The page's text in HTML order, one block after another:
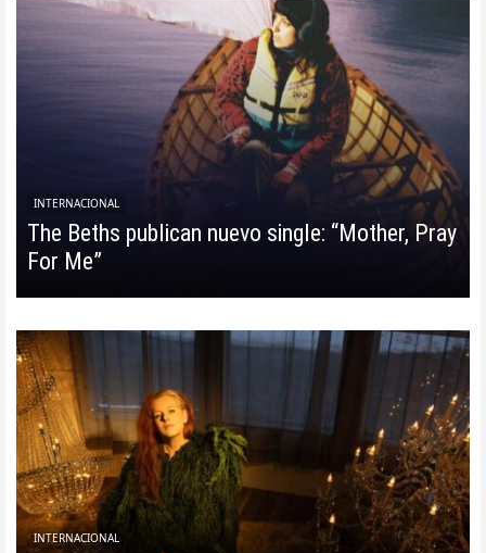
INTERNACIONAL
The Beths publican nuevo single: “Mother, Pray
For Me”
INTERNACIONAL